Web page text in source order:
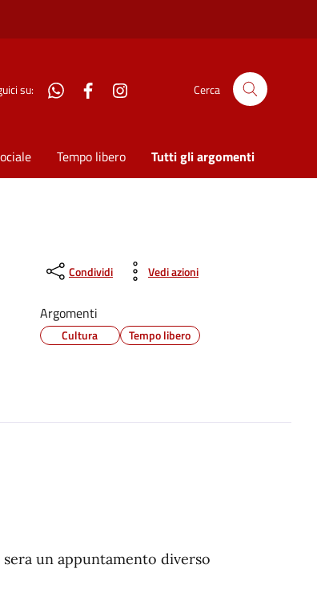
su: WhatsAppFacebook Cerca
Tempo libero Tutti gli argomenti
Condividi Vedi azioni
Argomenti
Cultura Tempo libero
un appuntamento diverso